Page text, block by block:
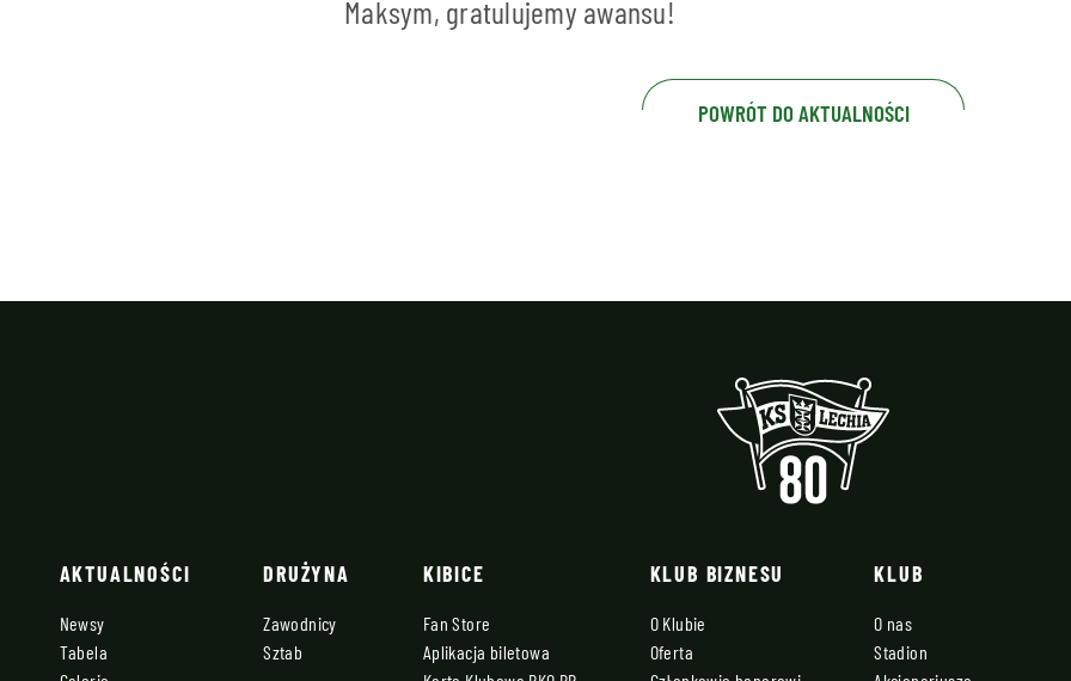
Maksym, gratulujemy awansu!
POWRÓT DO AKTUALNOŚCI
AKTUALNOŚCI
Newsy
Tabela
DRUŻYNA
Zawodnicy
Sztab
KIBICE
Fan Store
Aplikacja biletowa
KLUB BIZNESU
O Klubie
Oferta
KLUB
O nas
Stadion